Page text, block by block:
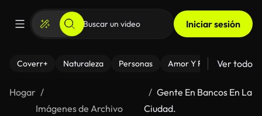
Iniciar sesión
Coverr+ Naturaleza Personas Amor Y Relaciones
Ver todo
Hogar
Imágenes de Archivo
Gente En Bancos En La
Ciudad.